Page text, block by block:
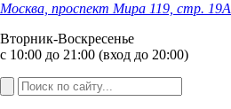
Москва, проспект Мира 119, стр. 19А
Вторник-Воскресенье
с 10:00 до 21:00 (вход до 20:00)